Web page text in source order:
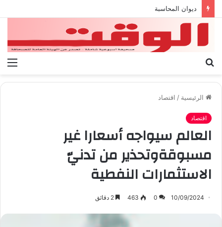
بيان الإتحاد الوطنى العام لعمال ليبيا
الرئيسية / اقتصاد
اقتصاد
العالم سيواجه أسعارا غير
مسبوقةوتحذير من تدنيّ
الاستثمارات النفطية
10/09/2024
0
463